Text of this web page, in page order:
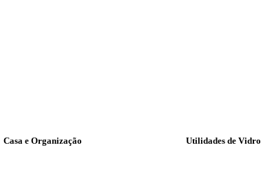
Casa e Organização Utilidades de Vidro